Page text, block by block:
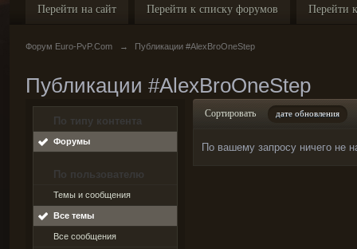
Перейти на сайт Перейти к списку форумов Перейти
Форум Euro-PvP.Com → Публикации #AlexBroOneStep
Публикации #AlexBroOneStep
По типу контента
Форумы
По пользователю
Темы и сообщения
Все темы
Все сообщения
Сортировать дате обновления
По вашему запросу ничего не